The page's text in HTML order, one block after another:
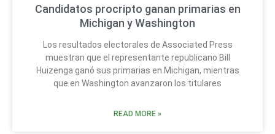
Candidatos procripto ganan primarias en
Michigan y Washington
Los resultados electorales de Associated Press
muestran que el representante republicano Bill
Huizenga ganó sus primarias en Michigan, mientras
que en Washington avanzaron los titulares
READ MORE »